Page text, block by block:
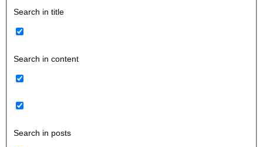
Search in title
Search in content
Search in posts